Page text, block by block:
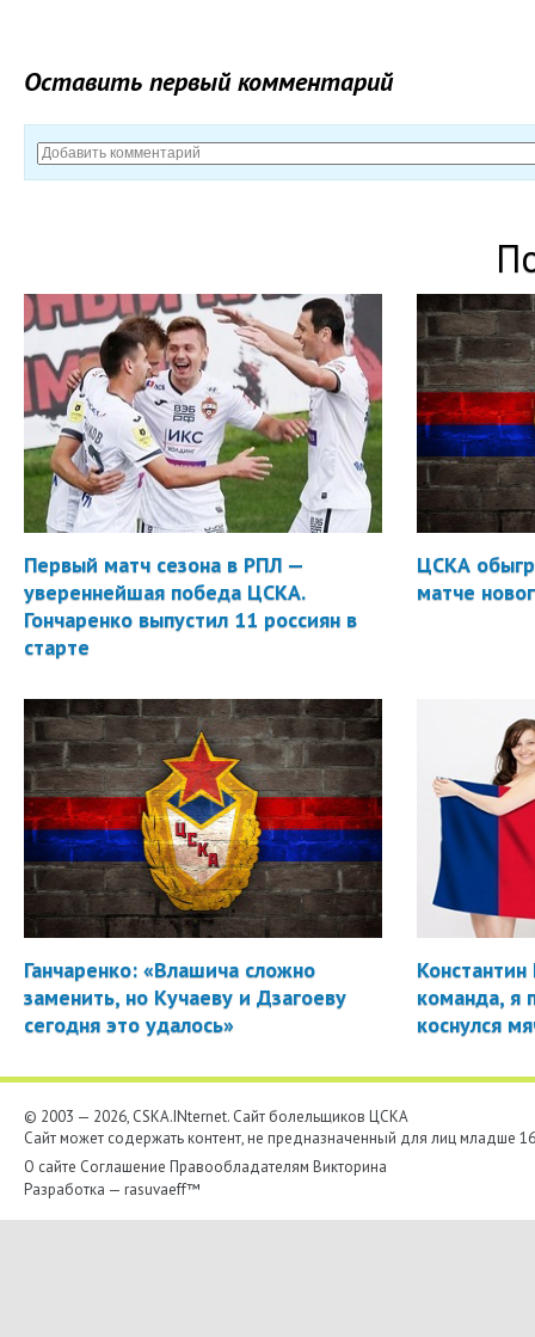
Оставить первый комментарий
Первый матч сезона в РПЛ —
увереннейшая победа ЦСКА.
Гончаренко выпустил 11 россиян в
старте
ЦСКА
матче
Ганчаренко: «Влашича сложно
заменить, но Кучаеву и Дзагоеву
сегодня это удалось»
Константин
команда, я
коснулся
© 2003 — 2026, CSKA.INternet. Cайт болельщиков ЦСКА
Сайт может содержать контент, не предназначенный для лиц младше
О сайте Соглашение Правообладателям Викторина
Разработка — rasuvaeff™